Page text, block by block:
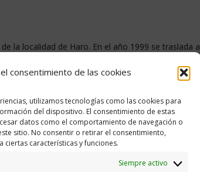
consentimiento de las cookies
utilizamos tecnologías como las cookies para
del dispositivo. El consentimiento de estas
datos como el comportamiento de navegación o
sitio. No consentir o retirar el consentimiento,
ciertas características y funciones.
Siempre activo
la localidad de Haro. En el año 1999 se traslada a
septiembre de 2016 se vuelve a trasladar a un
los servicios que presta.
1-2A de la localidad de Haro.